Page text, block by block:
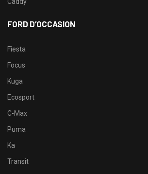
FORD D’OCCASION
Fiesta
Focus
Kuga
Ecosport
C-Max
Puma
Ka
Transit